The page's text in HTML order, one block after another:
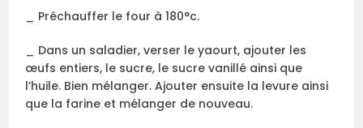
_ Préchauffer le four à 180°c.
_ Dans un saladier, verser le yaourt, ajouter les
œufs entiers, le sucre, le sucre vanillé ainsi que
l’huile. Bien mélanger. Ajouter ensuite la levure ainsi
que la farine et mélanger de nouveau.